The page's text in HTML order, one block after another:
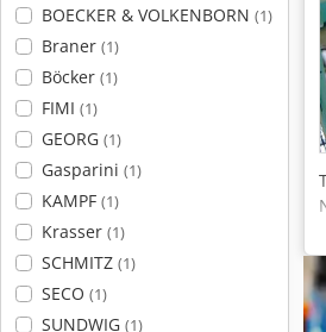
BOECKER & VOLKENBORN (1)
Braner (1)
Böcker (1)
FIMI (1)
GEORG (1)
Gasparini (1)
KAMPF (1)
Krasser (1)
SCHMITZ (1)
SECO (1)
SUNDWIG (1)